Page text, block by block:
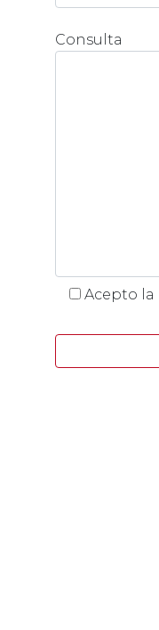
Consulta
Acepto la